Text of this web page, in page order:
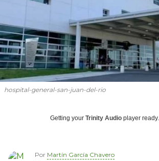
hospital-general-san-juan-del-rio
Getting your Trinity Audio player ready...
Por Martín García Chavero